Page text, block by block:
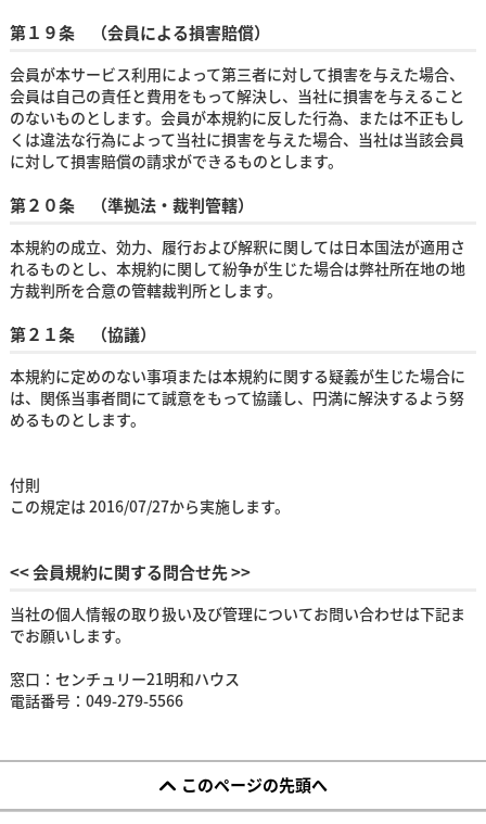
第１９条 （会員による損害賠償）
会員が本サービス利用によって第三者に対して損害を与えた場合、
会員は自己の責任と費用をもって解決し、当社に損害を与えること
のないものとします。会員が本規約に反した行為、または不正もし
くは違法な行為によって当社に損害を与えた場合、当社は当該会員
に対して損害賠償の請求ができるものとします。
第２０条 （準拠法・裁判管轄）
本規約の成立、効力、履行および解釈に関しては日本国法が適用さ
れるものとし、本規約に関して紛争が生じた場合は弊社所在地の地
方裁判所を合意の管轄裁判所とします。
第２１条 （協議）
本規約に定めのない事項または本規約に関する疑義が生じた場合に
は、関係当事者間にて誠意をもって協議し、円満に解決するよう努
めるものとします。
付則
この規定は 2016/07/27から実施します。
<< 会員規約に関する問合せ先 >>
当社の個人情報の取り扱い及び管理についてお問い合わせは下記ま
でお願いします。
窓口：センチュリー21明和ハウス
電話番号：049-279-5566
このページの先頭へ